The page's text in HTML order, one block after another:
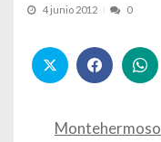
4 junio 2012 0
Montehermoso